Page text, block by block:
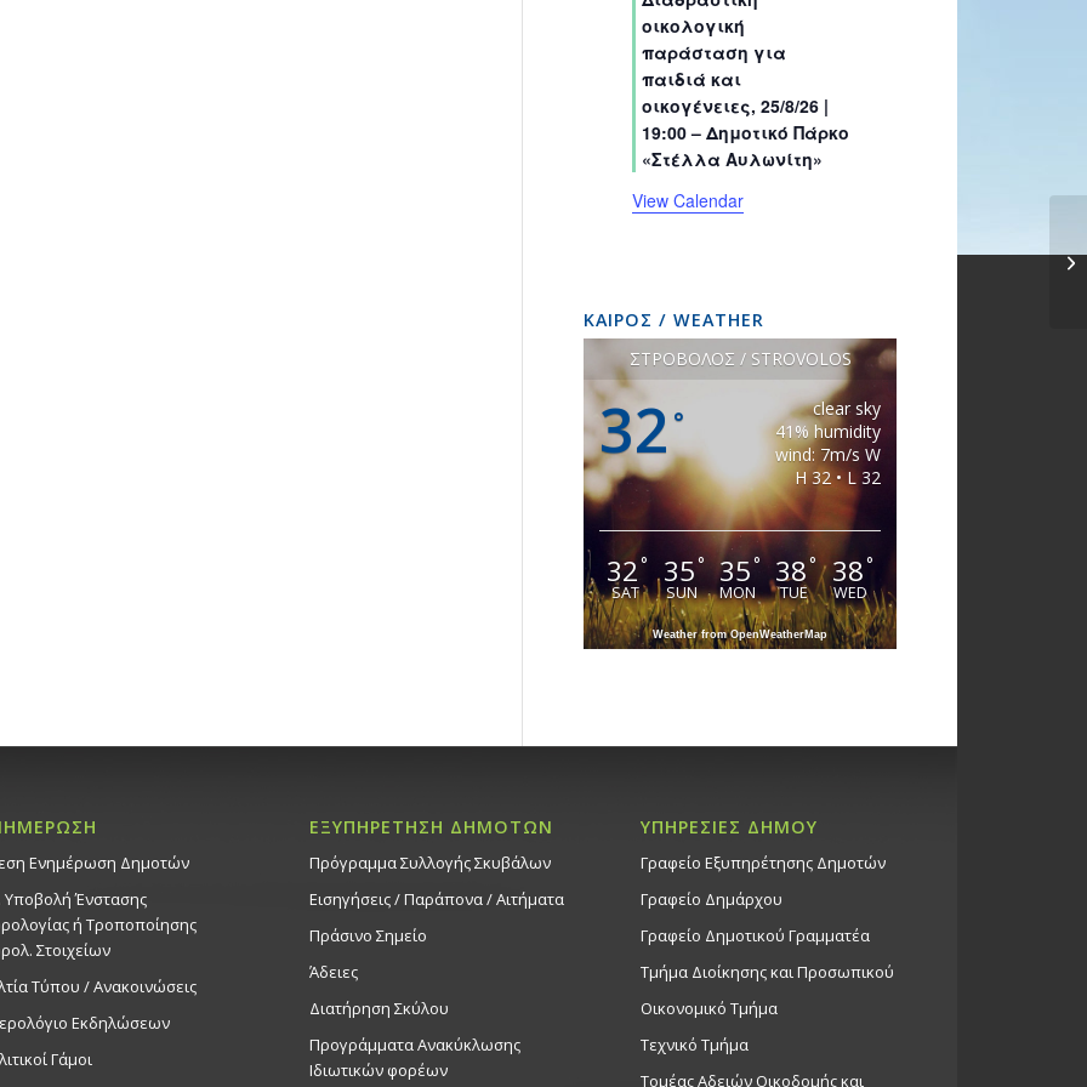
sssss
t
s
t
s
t
s
t
s
t
s
t
s
οικολογική
παράσταση για
παιδιά και
οικογένειες, 25/8/26 |
19:00 – Δημοτικό Πάρκο
«Στέλλα Αυλωνίτη»
View Calendar
ΚΑΙΡΟΣ / WEATHER
ΣΤΡΟΒΟΛΟΣ / STROVOLOS
32 °
clear sky
41% humidity
wind: 7m/s W
H 32 • L 32
32°
SAT
35°
SUN
35°
MON
38°
TUE
38°
WED
Weather from OpenWeatherMap
Ενημέρωση Δημοτών
Υποβολή Ένστασης
ή Τροποποίησης
Στοιχείων
Τύπου / Ανακοινώσεις
Εκδηλώσεων
Γάμοι
ΕΞΥΠΗΡΕΤΗΣΗ ΔΗΜΟΤΩΝ
Πρόγραμμα Συλλογής Σκυβάλων
Εισηγήσεις / Παράπονα / Αιτήματα
Πράσινο Σημείο
Άδειες
Διατήρηση Σκύλου
Προγράμματα Ανακύκλωσης
Ιδιωτικών φορέων
ΥΠΗΡΕΣΙΕΣ ΔΗΜΟΥ
Γραφείο Εξυπηρέτησης Δημοτών
Γραφείο Δημάρχου
Γραφείο Δημοτικού Γραμματέα
Τμήμα Διοίκησης και Προσωπικού
Οικονομικό Τμήμα
Τεχνικό Τμήμα
Τομέας Αδειών Οικοδομής και